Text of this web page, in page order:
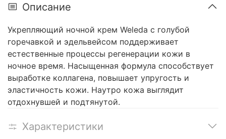
Описание
Укрепляющий ночной крем Weleda с голубой
горечавкой и эдельвейсом поддерживает
естественные процессы регенерации кожи в
ночное время. Насыщенная формула способствует
выработке коллагена, повышает упругость и
эластичность кожи. Наутро кожа выглядит
отдохнувшей и подтянутой.
Характеристики